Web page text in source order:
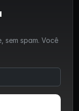
sem spam. Você